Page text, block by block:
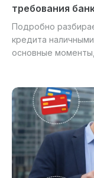
требования
Подробно
кредита
основные